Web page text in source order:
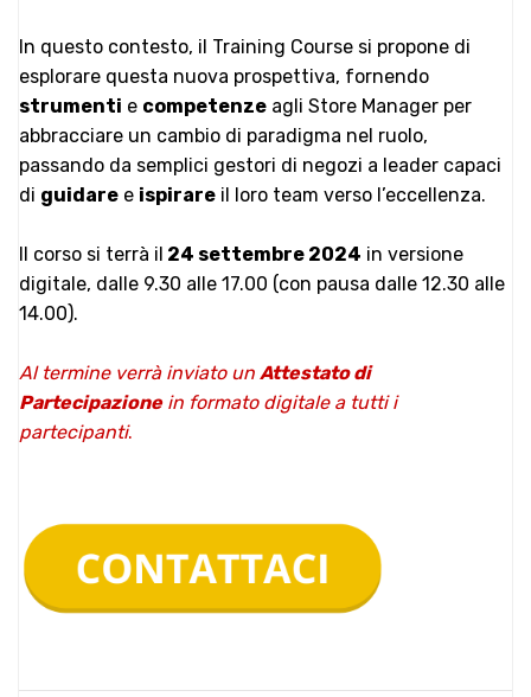
In questo contesto, il Training Course si propone di
esplorare questa nuova prospettiva, fornendo
strumenti e competenze agli Store Manager per
abbracciare un cambio di paradigma nel ruolo,
passando da semplici gestori di negozi a leader capaci
di guidare e ispirare il loro team verso l’eccellenza.
Il corso si terrà il 24 settembre 2024 in versione
digitale, dalle 9.30 alle 17.00 (con pausa dalle 12.30 alle
14.00).
Al termine verrà inviato un Attestato di
Partecipazionein formato digitale a tutti i
partecipanti.